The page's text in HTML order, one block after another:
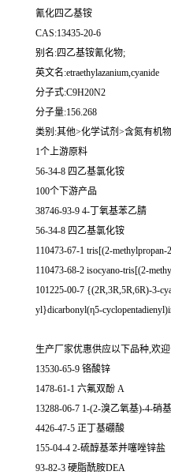
氰化四乙基铵
CAS:13435-20-6
别名:四乙基铵氰化物;
英文名:etraethylazanium,cyanide
分子式:C9H20N2
分子量:156.268
类别:其他>化学试剂>含氮有机
1个上游原料
56-34-8 四乙基氯化铵
100个下游产品
38746-93-9 4-丁氧基苯乙腈
56-34-8 四乙基氯化铵
110473-67-1 tris[(2-
110473-68-2 isocyano-tris[(2-
101225-00-7 {(2R,3R,5R,6R)-3-
yl}dicarbonyl(η5-
生产厂家优惠供应以下品种,欢
13530-65-9 铬酸锌
1478-61-1 六氟双酚 A
13288-06-7 1-(2-溴乙氧基)-4-硝
4426-47-5 正丁基硼酸
155-04-4 2-硫醇基苯并噻唑锌盐
93-82-3 硬脂酰胺DEA